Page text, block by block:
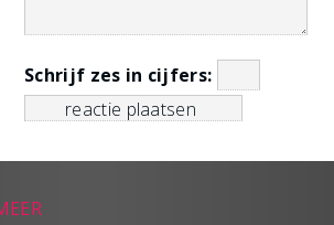
Schrijf zes in cijfers: